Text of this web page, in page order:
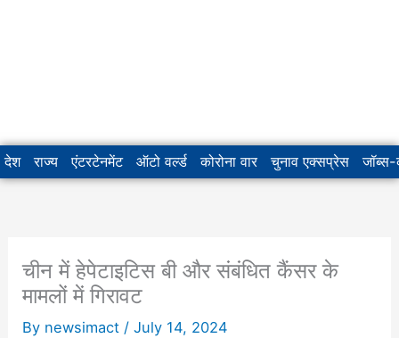
देश राज्य एंटरटेनमेंट ऑटो वर्ल्ड कोरोना वार चुनाव एक्सप्रेस जॉब्स-
चीन में हेपेटाइटिस बी और संबंधित कैंसर के
मामलों में गिरावट
By newsimact /July 14, 2024